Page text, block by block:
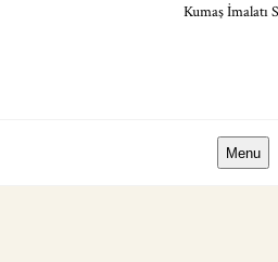
Kumaş İmalatı
Menu